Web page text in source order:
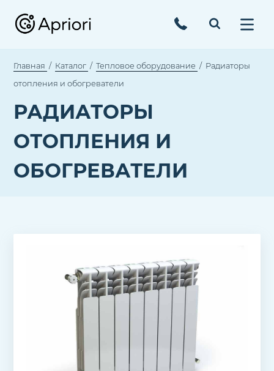
Главная Каталог Тепловое оборудование
Радиаторы
отопления и обогреватели
РАДИАТОРЫ
ОТОПЛЕНИЯ И
ОБОГРЕВАТЕЛИ